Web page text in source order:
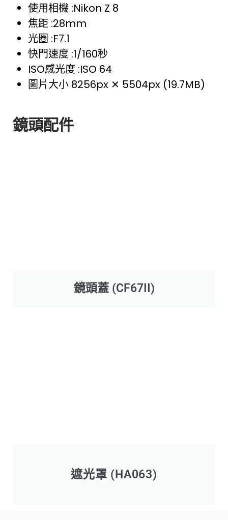
使用相機 :Nikon Z 8
焦距 :28mm
光圈 :F7.1
快門速度 :1/160秒
ISO感光度 :ISO 64
圖片大小 8256px ✕ 5504px (19.7MB)
鏡頭配件
鏡頭蓋 (CF67II)
遮光罩 (HA063)